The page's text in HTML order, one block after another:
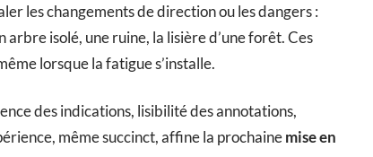
les changements de direction ou les dangers :
isolé, une ruine, la lisière d’une forêt. Ces
lorsque la fatigue s’installe.
des indications, lisibilité des annotations,
même succinct, affine la prochainemise en